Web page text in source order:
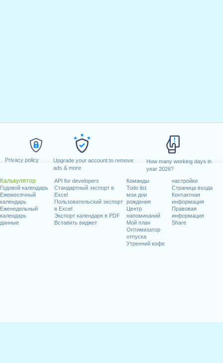
Privacy policy
Upgrade your account to remove
ads & more
How many working days in
year 2026?
Калькулятор
Годовой календарь
Ежемесячный
календарь
Еженедельный
календарь
данные
API for developers
Стандартный экспорт в
Excel
Пользовательский экспорт
в Excel
Экспорт календаря в PDF
Вставить виджет
Команды
Todo list
мои дни
рождения
Центр
напоминаний
Мой план
Оптимизатор
отпуска
Утренний кофе
настройки
Страница входа
Контактная
информация
Правовая
информация
Share